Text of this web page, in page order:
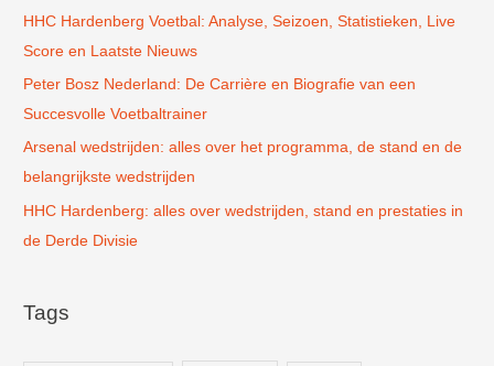
r
:
HHC Hardenberg Voetbal: Analyse, Seizoen, Statistieken, Live
Score en Laatste Nieuws
Peter Bosz Nederland: De Carrière en Biografie van een
Succesvolle Voetbaltrainer
Arsenal wedstrijden: alles over het programma, de stand en de
belangrijkste wedstrijden
HHC Hardenberg: alles over wedstrijden, stand en prestaties in
de Derde Divisie
Tags